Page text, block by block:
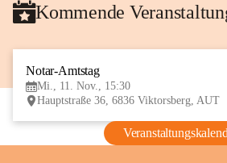
Kommende
Notar-Amtstag
Mi., 11. Nov., 15:30
Hauptstraße 36, 6836 Viktorsberg, AUT